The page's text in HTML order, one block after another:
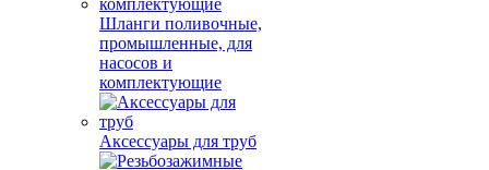
Шланги поливочные,
промышленные, для
насосов и
комплектующие
Аксессуары для труб